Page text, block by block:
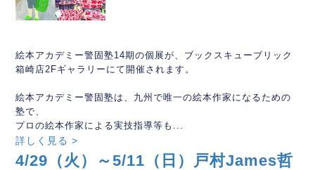
絵本アカデミー警固塾14期の個展が、ブックスキューブリック
箱崎店2Fギャラリーにて開催されます。
絵本アカデミー警固塾は、九州で唯一の絵本作家になるための
塾で、
プロの絵本作家による実技指導等も...
詳しく見る >
4/29（火）～5/11（日）戸村James哲